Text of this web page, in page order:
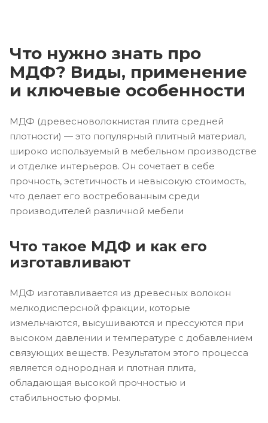
Что нужно знать про
МДФ? Виды, применение
и ключевые особенности
МДФ (древесноволокнистая плита средней
плотности) — это популярный плитный материал,
широко используемый в мебельном производстве
и отделке интерьеров. Он сочетает в себе
прочность, эстетичность и невысокую стоимость,
что делает его востребованным среди
производителей различной мебели
Что такое МДФ и как его
изготавливают
МДФ изготавливается из древесных волокон
мелкодисперсной фракции, которые
измельчаются, высушиваются и прессуются при
высоком давлении и температуре с добавлением
связующих веществ. Результатом этого процесса
является однородная и плотная плита,
обладающая высокой прочностью и
стабильностью формы.